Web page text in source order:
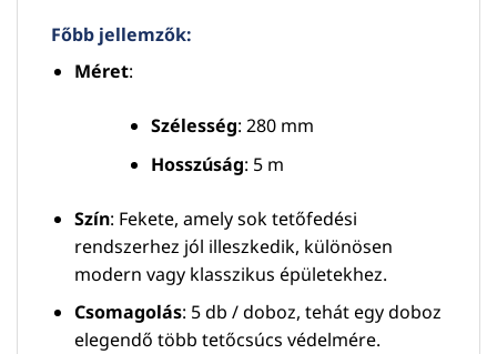
Főbb jellemzők:
Méret:
Szélesség: 280 mm
Hosszúság: 5 m
Szín: Fekete, amely sok tetőfedési
rendszerhez jól illeszkedik, különösen
modern vagy klasszikus épületekhez.
Csomagolás: 5 db / doboz, tehát egy doboz
elegendő több tetőcsúcs védelmére.